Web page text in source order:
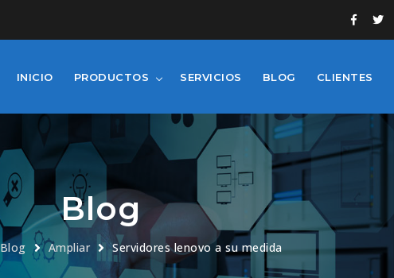
INICIO PRODUCTOS SERVICIOS BLOG CLIENTES
Blog
Blog Ampliar Servidores lenovo a su medida